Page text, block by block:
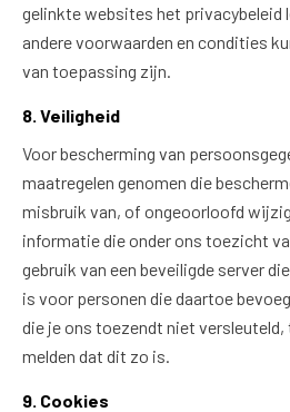
gelinkte websites het privacybeleid
andere voorwaarden en condities
van toepassing zijn.
8. Veiligheid
Voor bescherming van
maatregelen genomen die
misbruik van, of ongeoorloofd
informatie die onder ons toezicht
gebruik van een beveiligde server
is voor personen die daartoe
die je ons toezendt niet
melden dat dit zo is.
9. Cookies